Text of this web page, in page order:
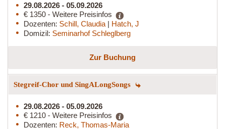
29.08.2026 - 05.09.2026
€ 1350 - Weitere Preisinfos
Dozenten: Schill, Claudia | Hatch, J
Domizil: Seminarhof Schleglberg
Zur Buchung
Stegreif-Chor und SingALongSongs
29.08.2026 - 05.09.2026
€ 1210 - Weitere Preisinfos
Dozenten: Reck, Thomas-Maria